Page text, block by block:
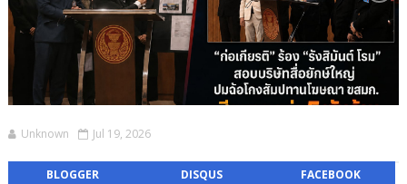
Unknown Jul 19, 2026
BLOGGER DISQUS FACEBOOK